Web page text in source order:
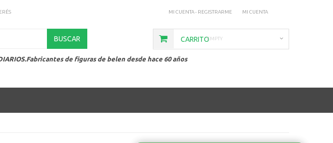
MI CUENTA
MI CUENTA - REGISTRARME
BUSCAR CARRITOEMPTY
de figuras de belen desde hace 60 años